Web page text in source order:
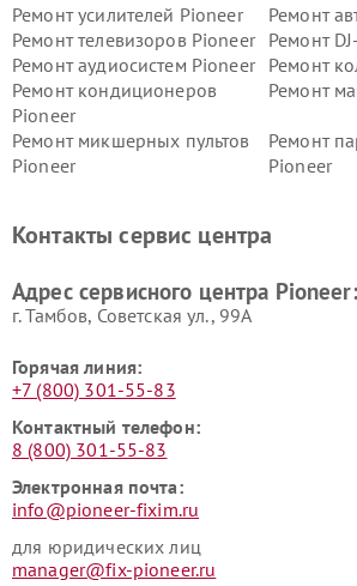
Ремонт усилителей Pioneer
Ремонт
Ремонт телевизоров Pioneer
Ремонт
Ремонт аудиосистем Pioneer
Ремонт
Ремонт кондиционеров
Pioneer
Ремонт
Ремонт микшерных пультов
Pioneer
Ремонт
Pioneer
Контакты сервис центра
Адрес сервисного центра Pioneer:
г. Тамбов, Советская ул., 99А
Горячая линия:
+7 (800) 301-55-83
Контактный телефон:
8 (800) 301-55-83
Электронная почта:
info@pioneer-fixim.ru
для юридических лиц
manager@fix-pioneer.ru